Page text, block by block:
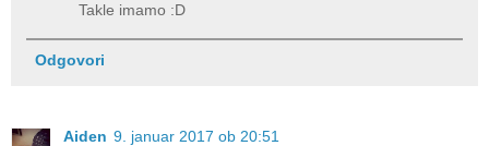
Takle imamo :D
Odgovori
Aiden 9. januar 2017 ob 20:51